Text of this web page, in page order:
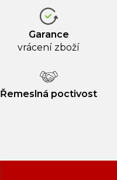
Garance
vrácení zboží
Řemeslná poctivost